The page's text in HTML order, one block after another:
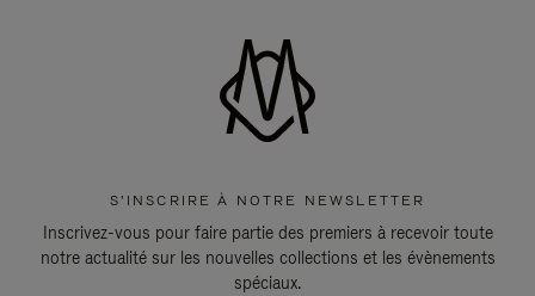
S'INSCRIRE À NOTRE NEWSLETTER
Inscrivez-vous pour faire partie des premiers à recevoir toute
notre actualité sur les nouvelles collections et les évènements
spéciaux.